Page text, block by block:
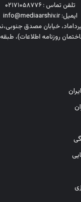
تلفن تماس : ۰۲۱۷۱۰۵۸۷۷۶
ایمیل: info@mediaarshiv.ir
روزنامه اطلاعات)، طبقه ۱۳